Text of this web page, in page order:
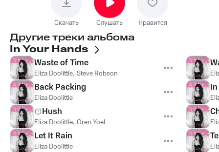
Скачать Слушать Нравится
Другие треки альбома
In Your Hands
Waste of Time
Eliza Doolittle, Steve Robson
Back Packing
Eliza Doolittle
Hush
Eliza Doolittle, Oren Yoel
Let It Rain
Eliza Doolittle